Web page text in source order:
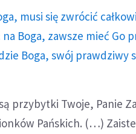
musi się zwrócić
Boga, zawsze mieć Go
Boga, swój prawdziwy
przybytki Twoje, Panie
Pańskich. (…)